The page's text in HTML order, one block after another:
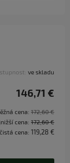
ve skladu
146,71 €
cena: 172,60 €
cena: 172,60 €
čistá cena: 119,28 €